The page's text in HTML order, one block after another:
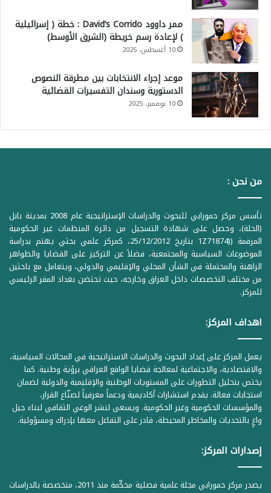
ممر داوود David’s Corrido : خطة ( إسرائيلية
) لإعادة رسم خريطة (الشرق الأوسط)
10 أغسطس، 2025
موعد إجراء الانتخابات بين مطرقة النصوص
الدستورية وسندان التفسيرات القضائية
10 نوفمبر، 2025
من نحن :
تأسس مركز حمورابي للبحوث والدراسات الإستراتيجية عام 2008 بمدينة بابل
(الحلة)، وحصل على شهادة التسجيل من دائرة المنظمات غير الحكومية
المرقمة ((1Z71874 بتاريخ 25/12/2012، كمركز علمي بحثي يهتم بدراسة
الموضوعات السياسية والمجتمعية، فضلاً عن التركيز على القضايا والظواهر
الراهنة والمحتملة في الشأن المحلي والإقليمي والدولي، ويتعامل مع باحثين
من مختلف التخصصات داخل العراق وخارجه، حيث تحتضن بغداد المقر الرئيسي
للمركز.
اهداف المركز:
يعمل المركز على إعداد البحوث والدراسات الاستراتيجية في المجالات السياسية،
والاقتصادية، والاجتماعية لمعالجة قضايا الواقع العراقي برؤية وطنية. كما
يختص بتحليل التطورات على المستويات الوطنية والإقليمية والدولية لضمان
استجابات فعالة. يقدم استشارات أكاديمية ودعماً معرفياً لصنّاع القرار،
والمؤسسات الحكومية وغير الحكومية. ويسعى لنشر الوعي الثقافي لبناء جيل
واعٍ بالتحديات والمخاطر المحيطة، قادر على التفاعل معها بإدراك ومسؤولية.
إصدارات المركز:
يصدر مركز حمورابي مجلة علمية فصلية محكّمة منذ 2011، متخصصة بالدراسات